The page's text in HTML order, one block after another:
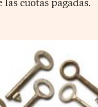
cuotas pagadas.